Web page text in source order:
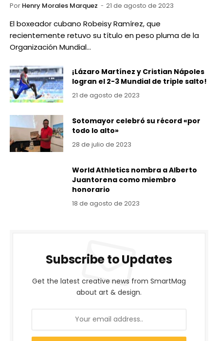
Por Henry Morales Marquez 21 de agosto de 2023
El boxeador cubano Robeisy Ramírez, que
recientemente retuvo su título en peso pluma de la
Organización Mundial…
¡Lázaro Martínez y Cristian Nápoles
logran el 2-3 Mundial de triple salto!
21 de agosto de 2023
Sotomayor celebró su récord «por
todo lo alto»
28 de julio de 2023
World Athletics nombra a Alberto
Juantorena como miembro
honorario
18 de agosto de 2023
Subscribe to Updates
Get the latest creative news from SmartMag
about art & design.